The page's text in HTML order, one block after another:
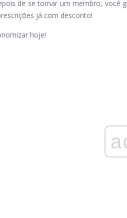
de se tornar um membro, você
já com desconto!
hoje!